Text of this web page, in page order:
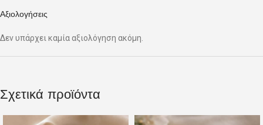
Αξιολογήσεις
Δεν υπάρχει καμία αξιολόγηση ακόμη.
Σχετικά προϊόντα